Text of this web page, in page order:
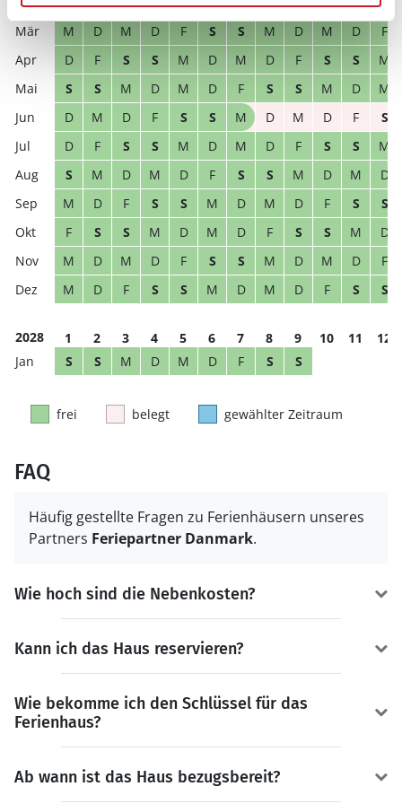
M
D M D F S S M D M D
F
D
F S S M D M D F S S
M
S
S M D M D F S S M D
M
D
M D F S S M D M D F
S
D
F S S M D M D F S S
M
S
M D M D F S S M D M
D
M
D F S S M D M D F S
S
F
S S M D M D F S S M
D
M
D M D F S S M D M D
F
M
D F S S M D M D F S S
2028 1 2 3 4 5 6 7 8 9 10 11
12
S
S M D M D F S S
frei belegt gewählter Zeitraum
FAQ
Häufig gestellte Fragen zu Ferienhäusern unseres
Partners Feriepartner Danmark.
Wie hoch sind die Nebenkosten?
Kann ich das Haus reservieren?
Wie bekomme ich den Schlüssel für das
Ferienhaus?
Ab wann ist das Haus bezugsbereit?